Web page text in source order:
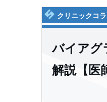
クリニックコ
バイアグ
解説【医